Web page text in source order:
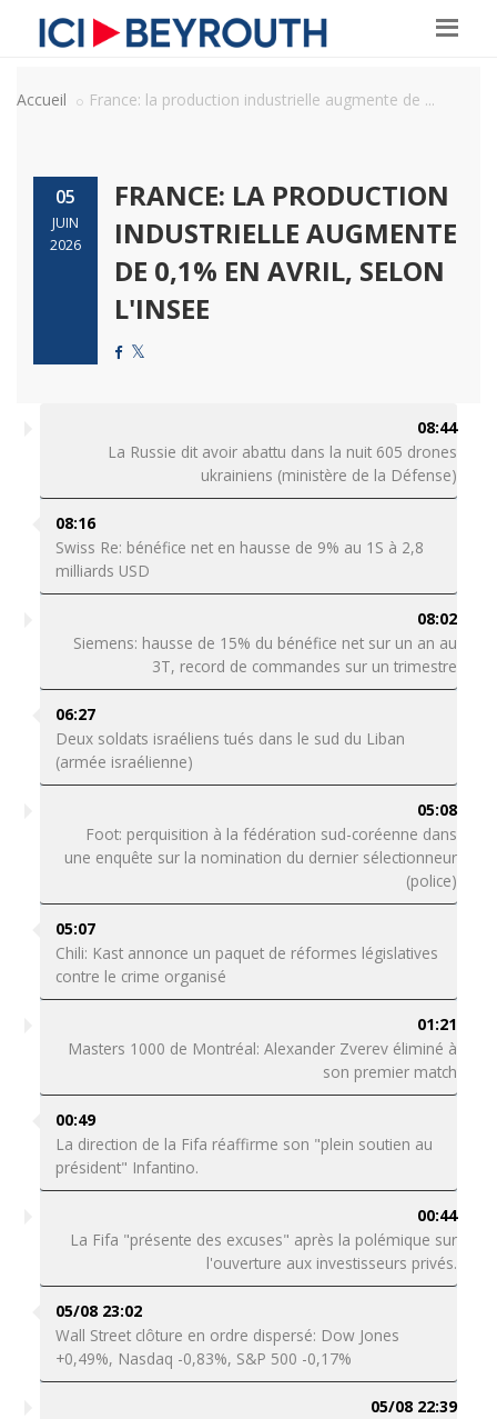
Accueil France: la production industrielle augmente de ...
05
JUIN
2026
FRANCE: LA PRODUCTION
INDUSTRIELLE AUGMENTE
DE 0,1% EN AVRIL, SELON
L'INSEE
08:44
La Russie dit avoir abattu dans la nuit 605 drones
ukrainiens (ministère de la Défense)
08:16
Swiss Re: bénéfice net en hausse de 9% au 1S à 2,8
milliards USD
08:02
Siemens: hausse de 15% du bénéfice net sur un an au
3T, record de commandes sur un trimestre
06:27
Deux soldats israéliens tués dans le sud du Liban
(armée israélienne)
05:08
Foot: perquisition à la fédération sud-coréenne dans
une enquête sur la nomination du dernier sélectionneur
(police)
05:07
Chili: Kast annonce un paquet de réformes législatives
contre le crime organisé
01:21
Masters 1000 de Montréal: Alexander Zverev éliminé à
son premier match
00:49
La direction de la Fifa réaffirme son "plein soutien au
président" Infantino.
00:44
La Fifa "présente des excuses" après la polémique sur
l'ouverture aux investisseurs privés.
05/08 23:02
Wall Street clôture en ordre dispersé: Dow Jones
+0,49%, Nasdaq -0,83%, S&P 500 -0,17%
05/08 22:39